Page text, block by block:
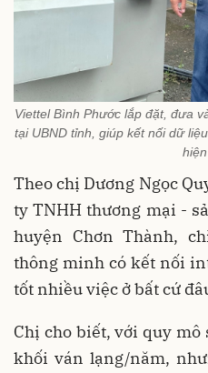
Viettel Bình Phước lắp đặt, đưa
tại UBND tỉnh, giúp kết nối dữ
Theo chị Dương Ngọc
ty TNHH thương mại -
huyện Chơn Thành,
thông minh có kết nối
tốt nhiều việc ở bất cứ
Chị cho biết, với quy
khối ván lạng/năm,